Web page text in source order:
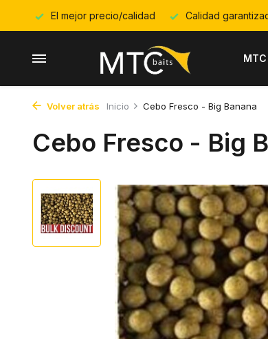
El mejor precio/calidad Calidad
Volver atrás Inicio Cebo Fresco - Big Banana
Cebo Fresco - Big